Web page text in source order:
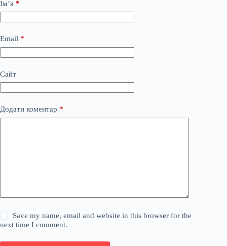
Ім’я *
Email *
Сайт
Додати коментар *
Save my name, email and website in this browser for the
next time I comment.